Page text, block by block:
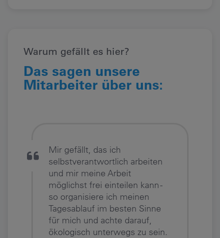
Warum gefällt es hier?
Das sagen unsere
Mitarbeiter über uns:
Mir gefällt, das ich
selbstverantwortlich arbeiten
und mir meine Arbeit
möglichst frei einteilen kann -
so organisiere ich meinen
Tagesablauf im besten Sinne
für mich und achte darauf,
ökologisch unterwegs zu sein.